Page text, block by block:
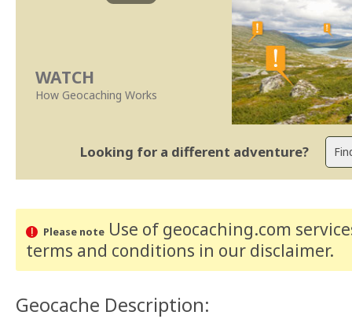
WATCH
How Geocaching Works
Looking for a different adventure?
Please noteUse of geocaching.com
terms and conditions in our disclaimer.
Geocache Description: